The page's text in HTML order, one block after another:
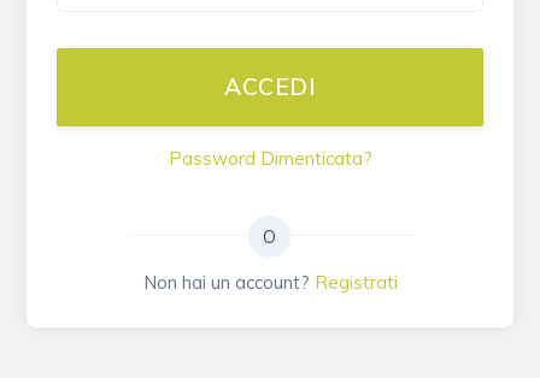
Password Dimenticata?
O
Non hai un account? Registrati